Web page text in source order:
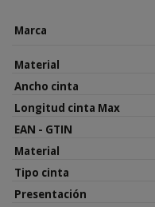
Marca
Material
Ancho cinta
Longitud cinta Max
EAN - GTIN
Material
Tipo cinta
Presentación